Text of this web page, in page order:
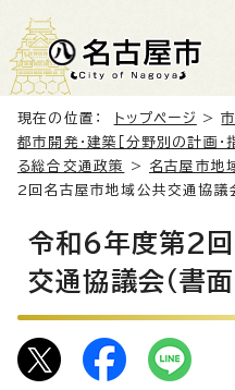
現在の位置： トップページ >
都市開発・建築［分野別の計画・
る総合交通政策
> 名古屋市地
2回名古屋市地域公共交通協議
令和6年度第2
交通協議会（書面